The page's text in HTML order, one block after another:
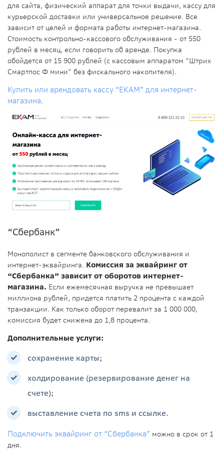
для сайта, физический аппарат для точки выдачи, кассу для
курьерской доставки или универсальное решение. Все
зависит от целей и формата работы интернет-магазина.
Стоимость контрольно-кассового обслуживания - от 550
рублей в месяц, если говорить об аренде. Покупка
обойдется от 15 900 рублей (с кассовым аппаратом “Штрих
Смартпос Ф мини” без фискального накопителя).
Купить или арендовать кассу “ЕКАМ” для интернет-
магазина.
“Сбербанк”
Монополист в сегменте банковского обслуживания и
интернет-эквайринга. Комиссия за эквайринг от
“Сбербанка” зависит от оборотов интернет-
магазина. Если ежемесячная выручка не превышает
миллиона рублей, придется платить 2 процента с каждой
транзакции. Как только оборот перевалит за 1 000 000,
комиссия будет снижена до 1,8 процента.
Дополнительные услуги:
сохранение карты;
холдирование (резервирование денег на
счете);
выставление счета по sms и ссылке.
Подключить эквайринг от “Сбербанка” можно в срок от 1
дня.